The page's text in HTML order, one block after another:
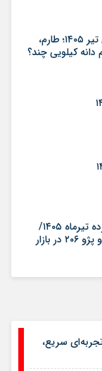
قیمت جدید انواع برنج ایرانی تیر ۱۴۰۵؛ طارم،
کیلویی چند؟
لیست قیمت خودروهای کارکرده تیرماه ۱۴۰۵/
پراید، سمند، شاهین، تیبا، دنا و پژو ۲۰۶ در بازار
سریع،